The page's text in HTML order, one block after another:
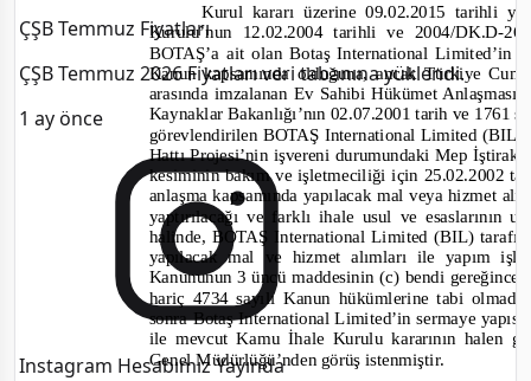
ÇŞB Temmuz Fiyatları
ÇŞB Temmuz 2026 Fiyatları veri tabanına yüklendi.
1 ay önce
Instagram Hesabımız Yayında
Kurul kararı üzerine 09.02.2015 tarihli
Kurulu’nun 12.02.2004 tarihli ve 2004/DK.D-26
BOTAŞ’a ait olan Botaş International Limited’in
Kanun kapsamında olduğuna, ancak Türkiye
arasında imzalanan Ev Sahibi Hükümet
Kaynaklar Bakanlığı’nın 02.07.2001 tarih ve 1761
görevlendirilen BOTAŞ International Limited
Hattı Projesi’nin işvereni durumundaki Mep
kesiminin bakım ve işletmeciliği için 25.02.2002
anlaşma kapsamında yapılacak mal veya hizmet
yaptırılacağı ve farklı ihale usul ve esaslarının
halinde, BOTAŞ International Limited (BIL)
yapılacak mal ve hizmet alımları ile yapım
Kanununun 3 üncü maddesinin (c) bendi
hariç 4734 sayılı Kanun hükümlerine tabi
sonra Botaş International Limited’in sermaye
ile mevcut Kamu İhale Kurulu kararının halen
Genel Müdürlüğü’nden görüş istenmiştir.